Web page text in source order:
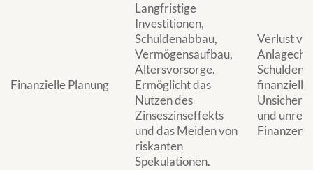
Finanzielle Planung
Langfristige
Investitionen,
Schuldenabbau,
Vermögensaufbau,
Altersvorsorge.
Ermöglicht das
Nutzen des
Zinseszinseffekts
und das Meiden von
riskanten
Spekulationen.
Verlust
finanzielle
und